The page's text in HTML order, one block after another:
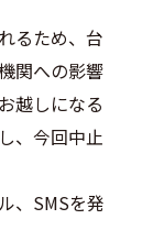
るため、台
関への影響
越しになる
、今回中止
、SMSを発